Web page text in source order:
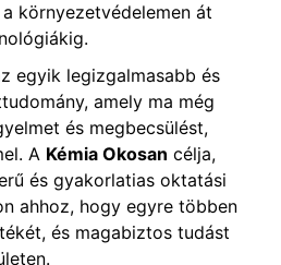
környezetvédelemen át
egyik legizgalmasabb és
amely ma még
és megbecsülést,
A Kémia Okosan célja,
és gyakorlatias oktatási
ahhoz, hogy egyre többen
és magabiztos tudást